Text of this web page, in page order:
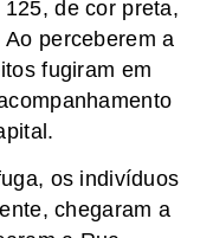
de cor preta,
perceberem a
fugiram em
os indivíduos
chegaram a